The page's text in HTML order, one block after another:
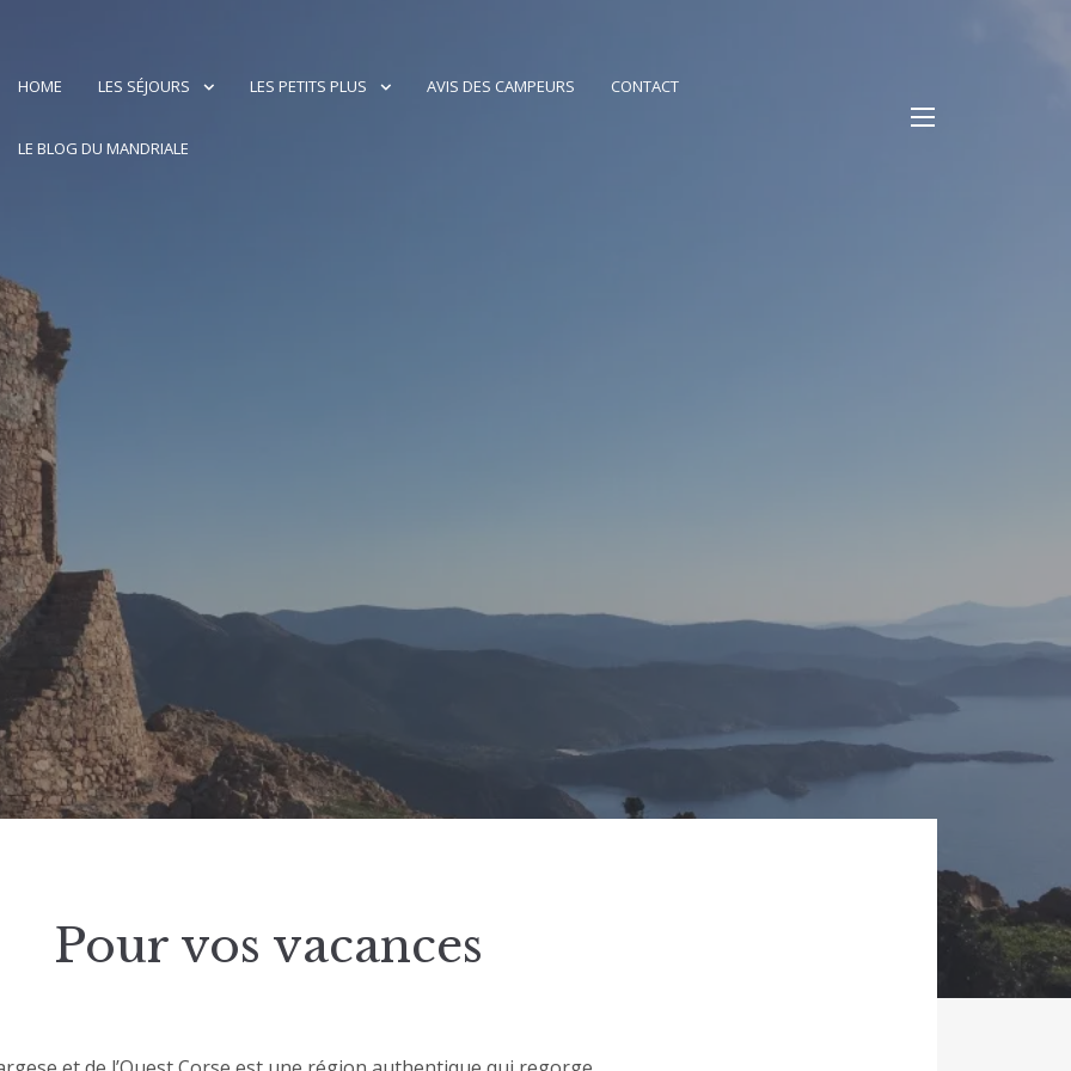
HOME LES SÉJOURS LES PETITS PLUS AVIS DES CAMPEURS CONTACT
LE BLOG DU MANDRIALE
Pour vos vacances